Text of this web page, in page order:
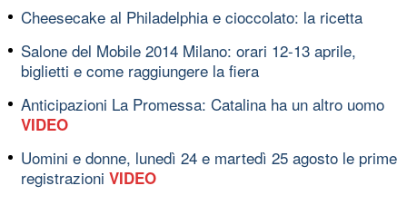
Cheesecake al Philadelphia e cioccolato: la ricetta
Salone del Mobile 2014 Milano: orari 12-13 aprile,
biglietti e come raggiungere la fiera
Anticipazioni La Promessa: Catalina ha un altro uomo
VIDEO
Uomini e donne, lunedì 24 e martedì 25 agosto le prime
registrazioni VIDEO